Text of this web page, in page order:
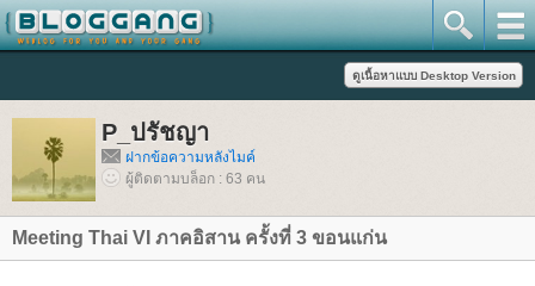
P_ปรัชญา
ฝากข้อความหลังไมค์
ผู้ติดตามบล็อก : 63 คน
Meeting Thai VI ภาคอิสาน ครั้งที่ 3 ขอนแก่น